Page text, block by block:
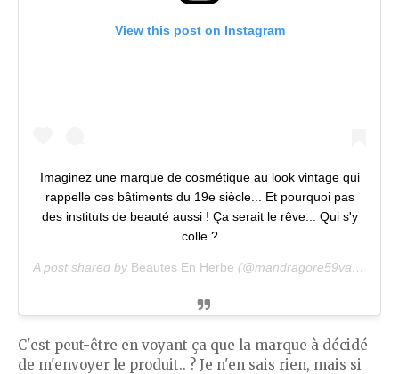
View this post on Instagram
Imaginez une marque de cosmétique au look vintage qui
rappelle ces bâtiments du 19e siècle... Et pourquoi pas
des instituts de beauté aussi ! Ça serait le rêve... Qui s'y
colle ?
A post shared by Beautes En Herbe (@mandragore59va) on
C'est peut-être en voyant ça que la marque à décidé
de m'envoyer le produit.. ? Je n'en sais rien, mais si